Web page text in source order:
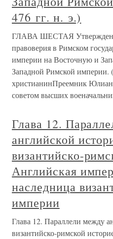
476 гг. н. э.)
ГЛАВА ШЕСТАЯ
правоверия в Римском
империи на Восточную и
Западной Римской империи.
христианинПреемник
советом высших
Глава 12.
английской
византийско-
Английская
наследница
империи
Глава 12. Параллели между
византийско-римской